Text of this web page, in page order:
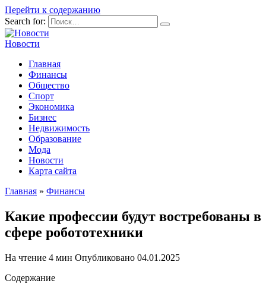
Перейти к содержанию
Search for:
Новости
Главная
Финансы
Общество
Спорт
Экономика
Бизнес
Недвижимость
Образование
Мода
Новости
Карта сайта
Главная » Финансы
Какие профессии будут востребованы в
сфере робототехники
На чтение 4 мин Опубликовано 04.01.2025
Содержание